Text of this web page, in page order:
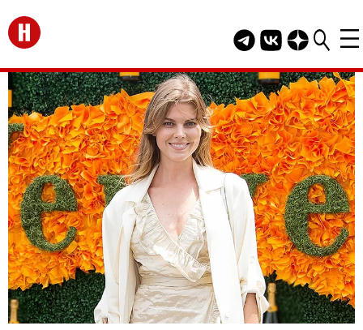
Перейти на главную
Telegram канал
Группа HELLO
Канал